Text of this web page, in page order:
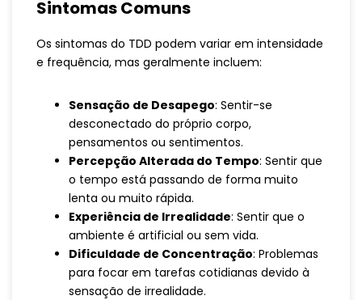
Sintomas Comuns
Os sintomas do TDD podem variar em intensidade
e frequência, mas geralmente incluem:
Sensação de Desapego: Sentir-se
desconectado do próprio corpo,
pensamentos ou sentimentos.
Percepção Alterada do Tempo: Sentir que
o tempo está passando de forma muito
lenta ou muito rápida.
Experiência de Irrealidade: Sentir que o
ambiente é artificial ou sem vida.
Dificuldade de Concentração: Problemas
para focar em tarefas cotidianas devido à
sensação de irrealidade.